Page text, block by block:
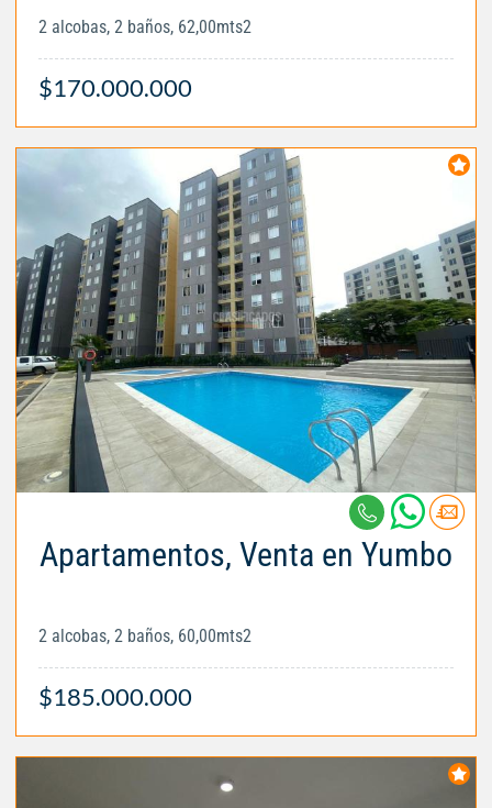
2 alcobas, 2 baños, 62,00mts2
$170.000.000
Apartamentos, Venta en Yumbo
2 alcobas, 2 baños, 60,00mts2
$185.000.000